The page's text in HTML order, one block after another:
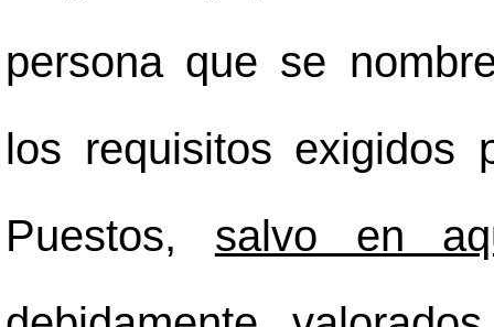
persona que se
los requisitos exigidos
Puestos, salvo en